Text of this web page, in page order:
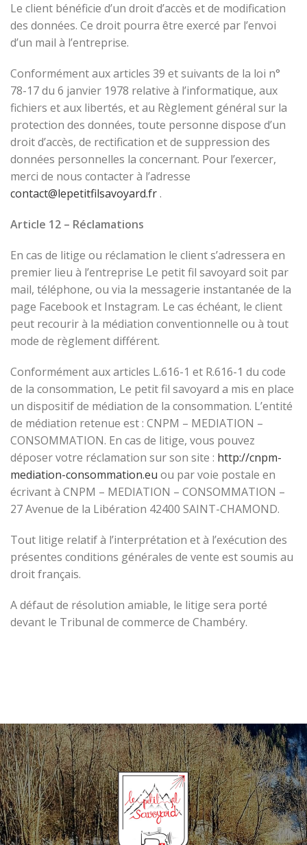
Le client bénéficie d’un droit d’accès et de modification
des données. Ce droit pourra être exercé par l’envoi
d’un mail à l’entreprise.
Conformément aux articles 39 et suivants de la loi n°
78-17 du 6 janvier 1978 relative à l’informatique, aux
fichiers et aux libertés, et au Règlement général sur la
protection des données, toute personne dispose d’un
droit d’accès, de rectification et de suppression des
données personnelles la concernant. Pour l’exercer,
merci de nous contacter à l’adresse
contact@lepetitfilsavoyard.fr.
Article 12 – Réclamations
En cas de litige ou réclamation le client s’adressera en
premier lieu à l’entreprise Le petit fil savoyard soit par
mail, téléphone, ou via la messagerie instantanée de la
page Facebook et Instagram. Le cas échéant, le client
peut recourir à la médiation conventionnelle ou à tout
mode de règlement différent.
Conformément aux articles L.616-1 et R.616-1 du code
de la consommation, Le petit fil savoyard a mis en place
un dispositif de médiation de la consommation. L’entité
de médiation retenue est : CNPM – MEDIATION –
CONSOMMATION. En cas de litige, vous pouvez
déposer votre réclamation sur son site : http://cnpm-
mediation-consommation.eu ou par voie postale en
écrivant à CNPM – MEDIATION – CONSOMMATION –
27 Avenue de la Libération 42400 SAINT-CHAMOND.
Tout litige relatif à l’interprétation et à l’exécution des
présentes conditions générales de vente est soumis au
droit français.
A défaut de résolution amiable, le litige sera porté
devant le Tribunal de commerce de Chambéry.